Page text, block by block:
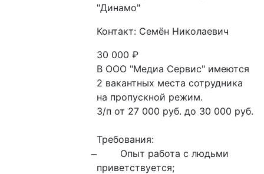
"Динамо"
Контакт: Семён Николаевич
30 000₽
В ООО "Медиа Сервис" имеются
2 вакантных места сотрудника
на пропускной режим.
З/п от 27 000 руб. до 30 000 руб.
Требования:
̶	Опыт работа с людьми
приветствуется;